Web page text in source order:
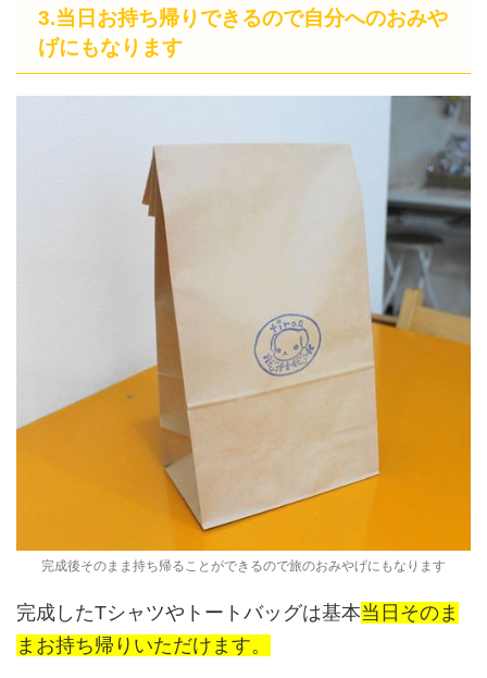
3.当日お持ち帰りできるので自分へのおみや
げにもなります
完成後そのまま持ち帰ることができるので旅のおみやげにもなります
完成したTシャツやトートバッグは基本当日そのま
まお持ち帰りいただけます。